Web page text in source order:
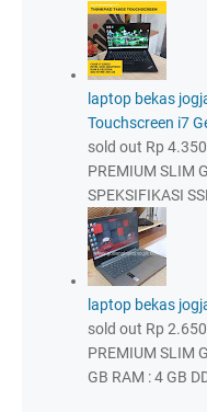
laptop bekas
Touchscreen i7
sold out Rp
PREMIUM SLIM
SPEKSIFIKASI
laptop bekas
sold out Rp
PREMIUM SLIM
GB RAM : 4 GB